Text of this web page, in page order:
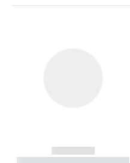
------------
----------- ----------- --------